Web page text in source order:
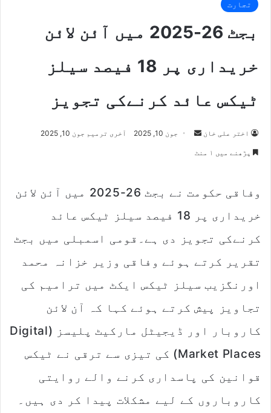
تجارت
بجٹ 26-2025 میں آئن لائن
خریداری پر 18 فیصد سیلز
ٹیکس عائد کرنےکی تجویز
اختر علی خان
a
جون 10, 2025 آخری ترمیم جون 10, 2025
پڑھنے میں ۱ منٹ
وفاقی حکومت نے بجٹ 26-2025 میں آئن لائن
خریداری پر 18 فیصد سیلز ٹیکس عائد
کرنےکی تجویز دی ہے۔قومی اسمبلی میں بجٹ
تقریر کرتے ہوئے وفاقی وزیر خزانہ محمد
اورنگزیب سیلز ٹیکس ایکٹ میں ترامیم کی
تجاویز پیش کرتے ہوئے کہا کہ آن لائن
کاروبار اور ڈیجیٹل مارکیٹ پلیسز (Digital
Market Places) کی تیزی سے ترقی نے ٹیکس
قوانین کی پاسداری کرنے والے روایتی
کاروباروں کے لیے مشکلات پیدا کر دی ہیں۔